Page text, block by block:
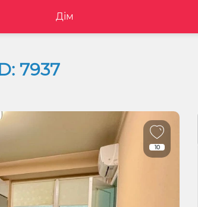
Дім
7937
10